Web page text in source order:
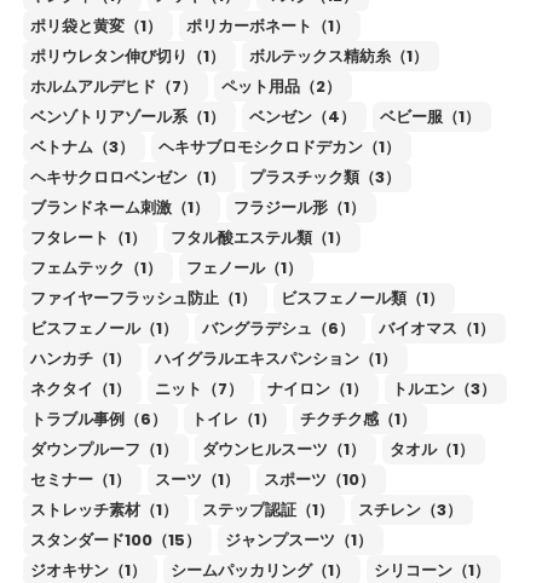
ポリ袋と黄変（1）
ポリカーボネート（1）
ポリウレタン伸び切り（1）
ボルテックス精紡糸（1）
ホルムアルデヒド（7）
ペット用品（2）
ベンゾトリアゾール系（1）
ベンゼン（4）
ベビー服（1）
ベトナム（3）
ヘキサブロモシクロドデカン（1）
ヘキサクロロベンゼン（1）
プラスチック類（3）
ブランドネーム刺激（1）
フラジール形（1）
フタレート（1）
フタル酸エステル類（1）
フェムテック（1）
フェノール（1）
ファイヤーフラッシュ防止（1）
ビスフェノール類（1）
ビスフェノール（1）
バングラデシュ（6）
バイオマス（1）
ハンカチ（1）
ハイグラルエキスパンション（1）
ネクタイ（1）
ニット（7） ナイロン（1）
トルエン（3）
トラブル事例（6）
トイレ（1）
チクチク感（1）
ダウンプルーフ（1）
ダウンヒルスーツ（1）
タオル（1）
セミナー（1）
スーツ（1）
スポーツ（10）
ストレッチ素材（1）
ステップ認証（1）
スチレン（3）
スタンダード100（15）
ジャンプスーツ（1）
ジオキサン（1）
シームパッカリング（1）
シリコーン（1）